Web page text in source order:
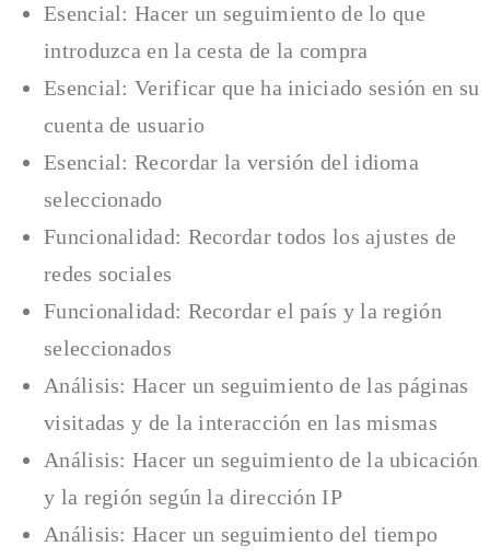
Esencial: Hacer un seguimiento de lo que
introduzca en la cesta de la compra
Esencial: Verificar que ha iniciado sesión en su
cuenta de usuario
Esencial: Recordar la versión del idioma
seleccionado
Funcionalidad: Recordar todos los ajustes de
redes sociales
Funcionalidad: Recordar el país y la región
seleccionados
Análisis: Hacer un seguimiento de las páginas
visitadas y de la interacción en las mismas
Análisis: Hacer un seguimiento de la ubicación
y la región según la dirección IP
Análisis: Hacer un seguimiento del tiempo